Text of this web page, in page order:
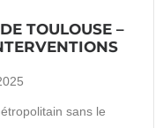
TOULOUSE –
sans le